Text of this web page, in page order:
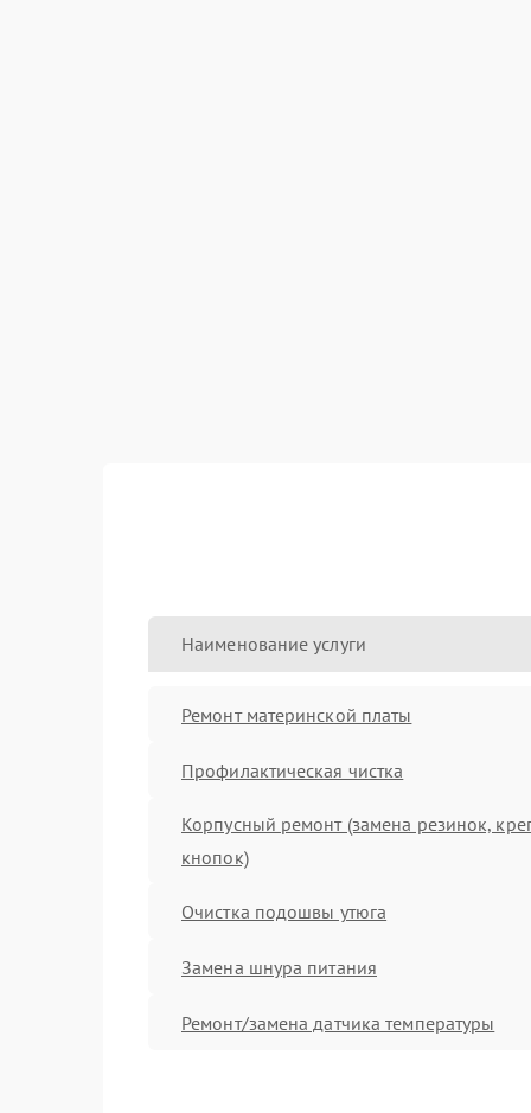
Наименование услуги
Ремонт материнской платы
Профилактическая чистка
Корпусный ремонт (замена резинок,
кнопок)
Очистка подошвы утюга
Замена шнура питания
Ремонт/замена датчика температуры